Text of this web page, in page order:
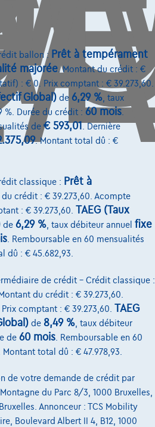
+ TREKHAAK AFNEEMBAAR
dernière mensualité de
le véhicule
ballon : Prêt à tempérament
majorée. Montant du crédit : €
: € 0. Prix comptant : € 39.273,60.
Global) de 6,29 % , taux
%. Durée du crédit : 60 mois
de € 593,01 . Dernière
. Montant total dû : €
classique : Prêt à
du crédit : € 39.273,60. Acompte
: € 39.273,60. TAEG (Taux
de 6,29 % , taux débiteur annuel fixe
. Remboursable en 60 mensualités
dû : € 45.682,93.
de crédit – Crédit classique :
Montant du crédit : € 39.273,60.
comptant : € 39.273,60. TAEG
de 8,49 % , taux débiteur
de 60 mois . Remboursable en 60
Montant total dû : € 47.978,93.
de votre demande de crédit par
du Parc 8/3, 1000 Bruxelles,
Bruxelles. Annonceur : TCS Mobility
Boulevard Albert II 4, B12, 1000